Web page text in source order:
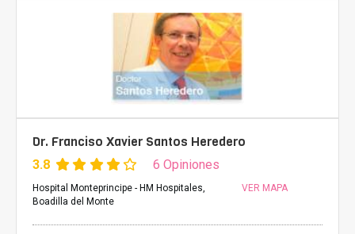
Dr. Franciso Xavier Santos Heredero
3.8 6 Opiniones
Hospital Monteprincipe - HM Hospitales,
Boadilla del Monte
VER MAPA